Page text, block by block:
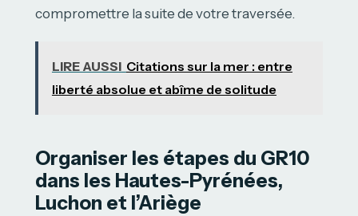
compromettre la suite de votre traversée.
LIRE AUSSI Citations sur la mer : entre
liberté absolue et abîme de solitude
Organiser les étapes du GR10
dans les Hautes-Pyrénées,
Luchon et l’Ariège